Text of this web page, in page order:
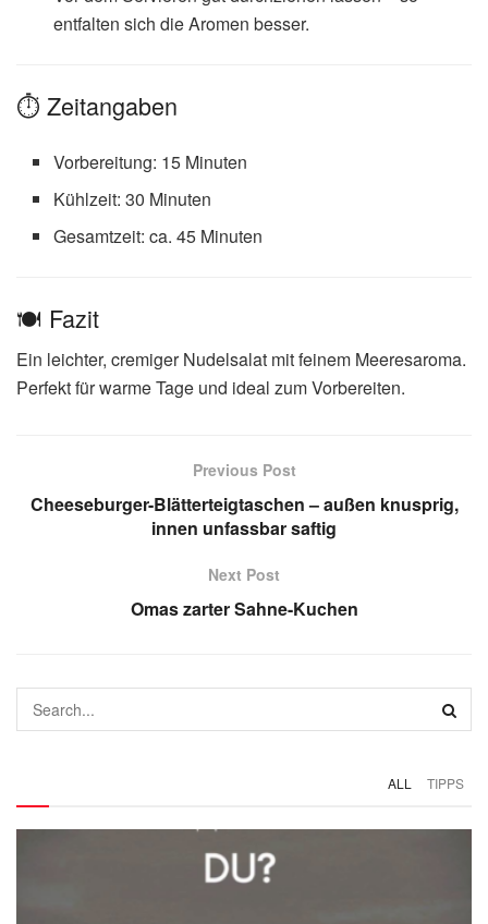
entfalten sich die Aromen besser.
⏱ Zeitangaben
Vorbereitung: 15 Minuten
Kühlzeit: 30 Minuten
Gesamtzeit: ca. 45 Minuten
🍽 Fazit
Ein leichter, cremiger Nudelsalat mit feinem Meeresaroma.
Perfekt für warme Tage und ideal zum Vorbereiten.
Previous Post
Cheeseburger-Blätterteigtaschen – außen knusprig,
innen unfassbar saftig
Next Post
Omas zarter Sahne-Kuchen
ALL TIPPS